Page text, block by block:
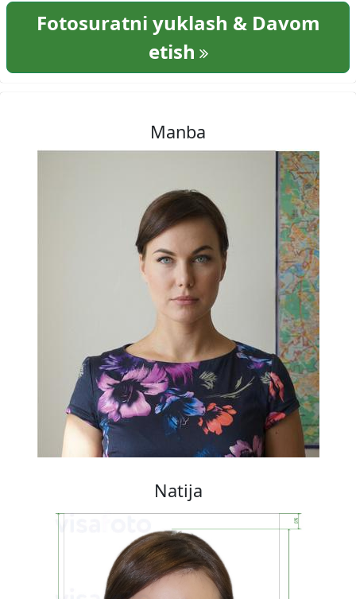
Fotosuratni yuklash & Davom
etish
Manba
Natija